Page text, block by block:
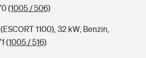
(1005 / 506)
1100), 32 kW, Benzin,
(1005 / 516)